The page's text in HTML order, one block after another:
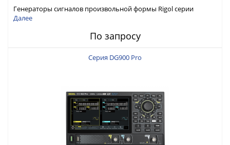
Генераторы сигналов произвольной формы Rigol серии
DG6000 до 500 МГц или до 1 ГГц
Далее
По запросу
Серия DG900 Pro